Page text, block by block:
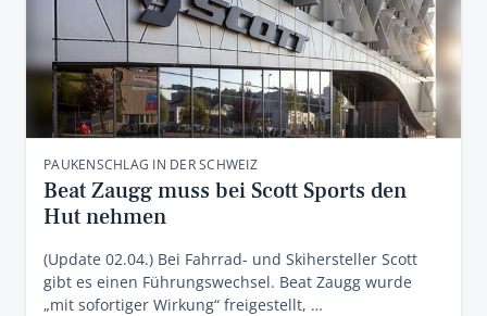
PAUKENSCHLAG IN DER SCHWEIZ
Beat Zaugg muss bei Scott Sports den
Hut nehmen
(Update 02.04.) Bei Fahrrad- und Skihersteller Scott
gibt es einen Führungswechsel. Beat Zaugg wurde
„mit sofortiger Wirkung“ freigestellt, …